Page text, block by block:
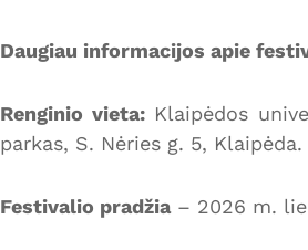
Daugiau informacijos apie
Renginio vieta:Klaipėdos
parkas, S. Nėries g. 5, Klaipėda.
Festivalio pradžia– 2026 m.